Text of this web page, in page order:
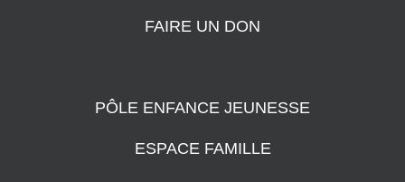
FAIRE UN DON
PÔLE ENFANCE JEUNESSE
ESPACE FAMILLE